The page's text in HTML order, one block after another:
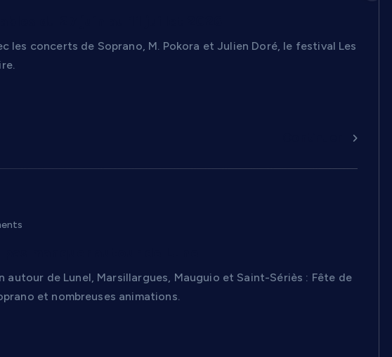
les concerts de Soprano, M. Pokora et Julien Doré, le festival Les
de Lunel, Marsillargues, Mauguio et Saint-Sériès : Fête de
et nombreuses animations.